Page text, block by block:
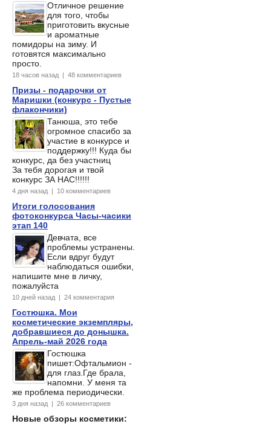
Отличное решение
для того, чтобы
приготовить вкусные
и ароматные
помидоры на зиму. И
готовятся максимально
просто.
18 часов назад | 48 комментариев
Призы - подарочки от
Маришки (конкурс - Пустые
флакончики)
Танюша, это тебе
огромное спасибо за
участие в конкурсе и
поддержку!!! Куда бы
конкурс, да без участниц
За тебя дорогая и твой
конкурс ЗА НАС!!!!!!
4 дня назад | 10 комментариев
Итоги голосования
фотоконкурса Часы-часики
этап 140
Девчата, все
проблемы устранены.
Если вдруг будут
наблюдаться ошибки,
напишите мне в личку,
пожалуйста
10 дней назад | 24 комментария
Гостюшка. Мои
косметические экземпляры,
добравшиеся до донышка.
Апрель-май 2026 года
Гостюшка
пишет:Офтальмион -
для глаз.Где брала,
напомни. У меня та
же проблема периодически.
3 дня назад | 26 комментариев
Новые обзоры косметики: